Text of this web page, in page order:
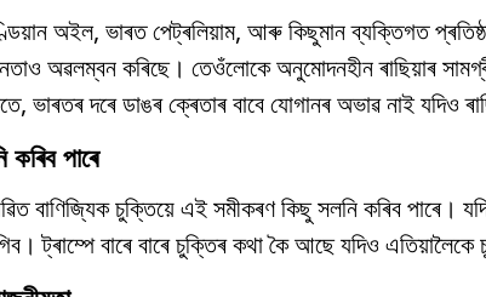
অইল, ভাৰত পেট্ৰলিয়াম, আৰু কিছুমান ব্যক্তিগত
অৱলম্বন কৰিছে। তেওঁলোকে অনুমোদনহীন ৰাছিয়াৰ
দৰে ডাঙৰ ক্ৰেতাৰ বাবে যোগানৰ অভাৱ নাই যদিও
পাৰে
বাণিজ্যিক চুক্তিয়ে এই সমীকৰণ কিছু সলনি কৰিব পাৰে।
ট্ৰাম্পে বাৰে বাৰে চুক্তিৰ কথা কৈ আছে যদিও